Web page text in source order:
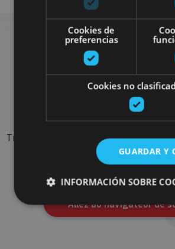
Rechercher
sorties
Trouvez des sorties et des propositions
séjour en Navarre : activités
évènements-phares de
Allez au navigateur de
Cookies de
preferencias
Cookies no
GUARDAR Y
INFORMACIÓN SOBRE